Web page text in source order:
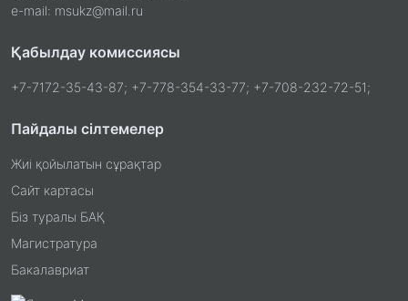
e-mail: msukz@mail.ru
Қабылдау комиссиясы
+7-7172-35-43-87; +7-778-354-33-77; +7-708-232-72-51;
Пайдалы сілтемелер
Жиі қойылатын сұрақтар
Сайт картасы
Біз туралы БАҚ
Магистратура
Бакалавриат